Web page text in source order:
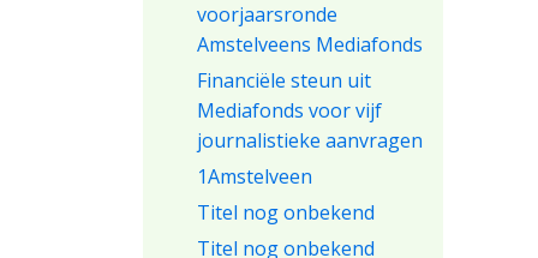
voorjaarsronde
Amstelveens Mediafonds
Financiële steun uit
Mediafonds voor vijf
journalistieke aanvragen
1Amstelveen
Titel nog onbekend
Titel nog onbekend